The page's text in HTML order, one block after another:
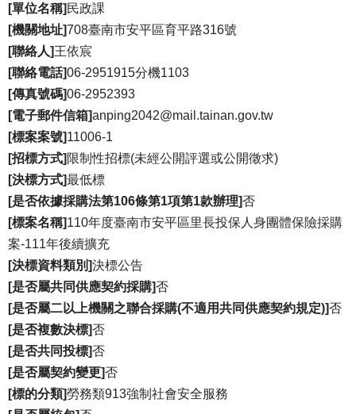
[單位名稱] 民政課
[機關地址]708臺南市安平區育平路316號
[聯絡人]王依宸
[聯絡電話]06-2951915分機1103
[傳真號碼]06-2952393
[電子郵件信箱]anping2042@mail.tainan.gov.tw
[標案案號]11006-1
[招標方式] 限制性招標(未經公開評選或公開徵求)
[決標方式]最低標
[是否依據採購法第106條第1項第1款辦理]否
[標案名稱]110年度臺南市安平區里長投保人身團體保險採購
案-111年後續擴充
[決標資料類別]決標公告
[是否屬共同供應契約採購]否
[是否屬二以上機關之聯合採購(不適用共同供應契約規定)]否
[是否複數決標]否
[是否共同投標]否
[是否屬契約變更]否
[標的分類]勞務類913強制社會安全服務